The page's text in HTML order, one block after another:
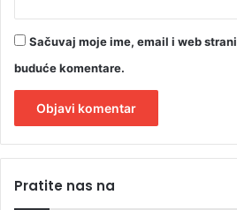
Sačuvaj moje ime, email i web
buduće komentare.
tPratite nas na